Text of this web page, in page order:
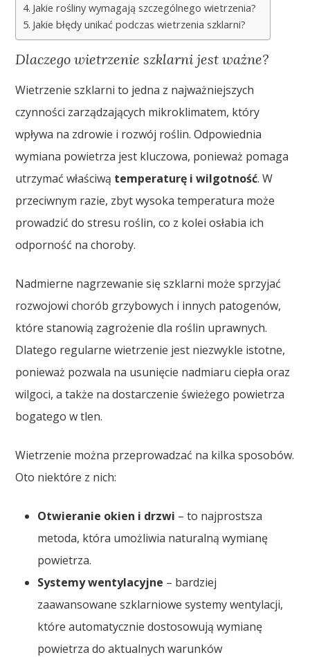
Jakie rośliny wymagają szczególnego wietrzenia?
Jakie błędy unikać podczas wietrzenia szklarni?
Dlaczego wietrzenie szklarni jest ważne?
Wietrzenie szklarni to jedna z najważniejszych
czynności zarządzających mikroklimatem, który
wpływa na zdrowie i rozwój roślin. Odpowiednia
wymiana powietrza jest kluczowa, ponieważ pomaga
utrzymać właściwą temperaturę i wilgotność. W
przeciwnym razie, zbyt wysoka temperatura może
prowadzić do stresu roślin, co z kolei osłabia ich
odporność na choroby.
Nadmierne nagrzewanie się szklarni może sprzyjać
rozwojowi chorób grzybowych i innych patogenów,
które stanowią zagrożenie dla roślin uprawnych.
Dlatego regularne wietrzenie jest niezwykle istotne,
ponieważ pozwala na usunięcie nadmiaru ciepła oraz
wilgoci, a także na dostarczenie świeżego powietrza
bogatego w tlen.
Wietrzenie można przeprowadzać na kilka sposobów.
Oto niektóre z nich:
Otwieranie okien i drzwi – to najprostsza
metoda, która umożliwia naturalną wymianę
powietrza.
Systemy wentylacyjne – bardziej
zaawansowane szklarniowe systemy wentylacji,
które automatycznie dostosowują wymianę
powietrza do aktualnych warunków